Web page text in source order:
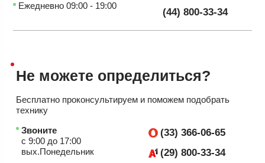
Ежедневно 09:00 - 19:00
(44) 800-33-34
Не можете определиться?
Бесплатно проконсультируем и поможем подобрать
технику
Звоните
с 9:00 до 17:00
вых.Понедельник
(33) 366-06-65
(29) 800-33-34